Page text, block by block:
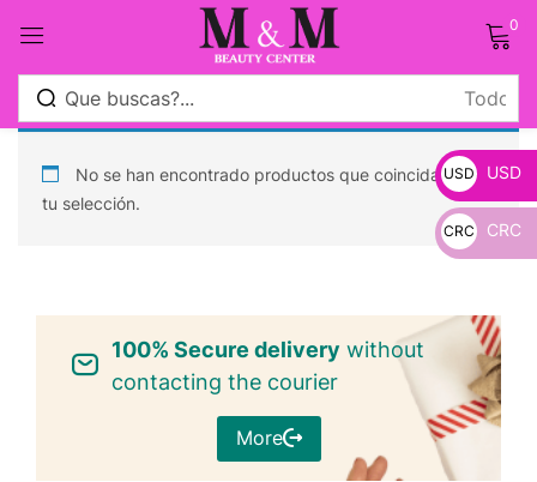
0
No se han encontrado productos que coincidan con
tu selección.
100% Secure delivery without
contacting the courier
More
USD
_
USD
CRC CRC
Sign in
Log in
Crear una cuenta